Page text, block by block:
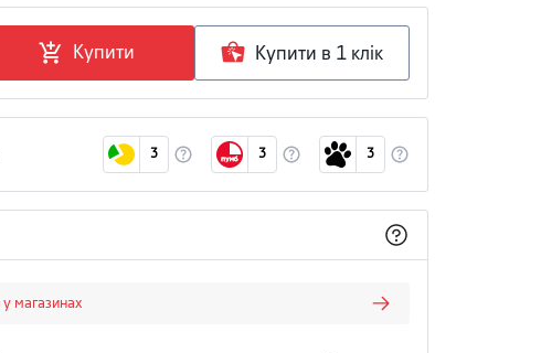
Купити Купити в 1 клiк
3 3 3
у магазинах